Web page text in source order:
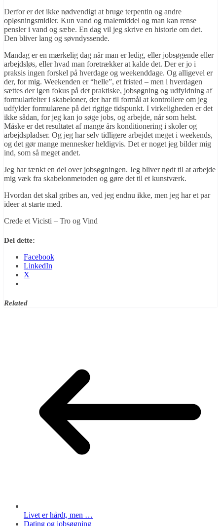
Derfor er det ikke nødvendigt at bruge terpentin og andre
opløsningsmidler. Kun vand og malemiddel og man kan rense
pensler i vand og sæbe. En dag vil jeg skrive en historie om det.
Den bliver lang og søvndyssende.
Mandag er en mærkelig dag når man er ledig, eller jobsøgende eller
arbejdsløs, eller hvad man foretrækker at kalde det. Der er jo i
praksis ingen forskel på hverdage og weekenddage. Og alligevel er
der, for mig. Weekenden er “helle”, et fristed – men i hverdagen
sættes der igen fokus på det praktiske, jobsøgning og udfyldning af
formularfelter i skabeloner, der har til formål at kontrollere om jeg
udfylder formularene på det rigtige tidspunkt. I virkeligheden er det
ikke sådan, for jeg kan jo søge jobs, og arbejde, når som helst.
Måske er det resultatet af mange års konditionering i skoler og
arbejdspladser. Og jeg har selv tidligere arbejdet meget i weekends,
og det gør mange mennesker heldigvis. Det er noget jeg bilder mig
ind, som så meget andet.
Jeg har tænkt en del over jobsøgningen. Jeg bliver nødt til at arbejde
mig væk fra skabelonmetoden og gøre det til et kunstværk.
Hvordan det skal gribes an, ved jeg endnu ikke, men jeg har et par
ideer at starte med.
Crede et Vicisti – Tro og Vind
Del dette:
Facebook
LinkedIn
X
Related
Livet er hårdt, men …
Dating og jobsøgning